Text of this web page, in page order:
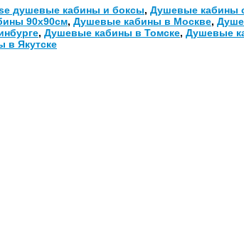
душевые кабины и боксы, Душевые кабины
90х90см, Душевые кабины в Москве,
, Душевые кабины в Томске, Душевые
в Якутске